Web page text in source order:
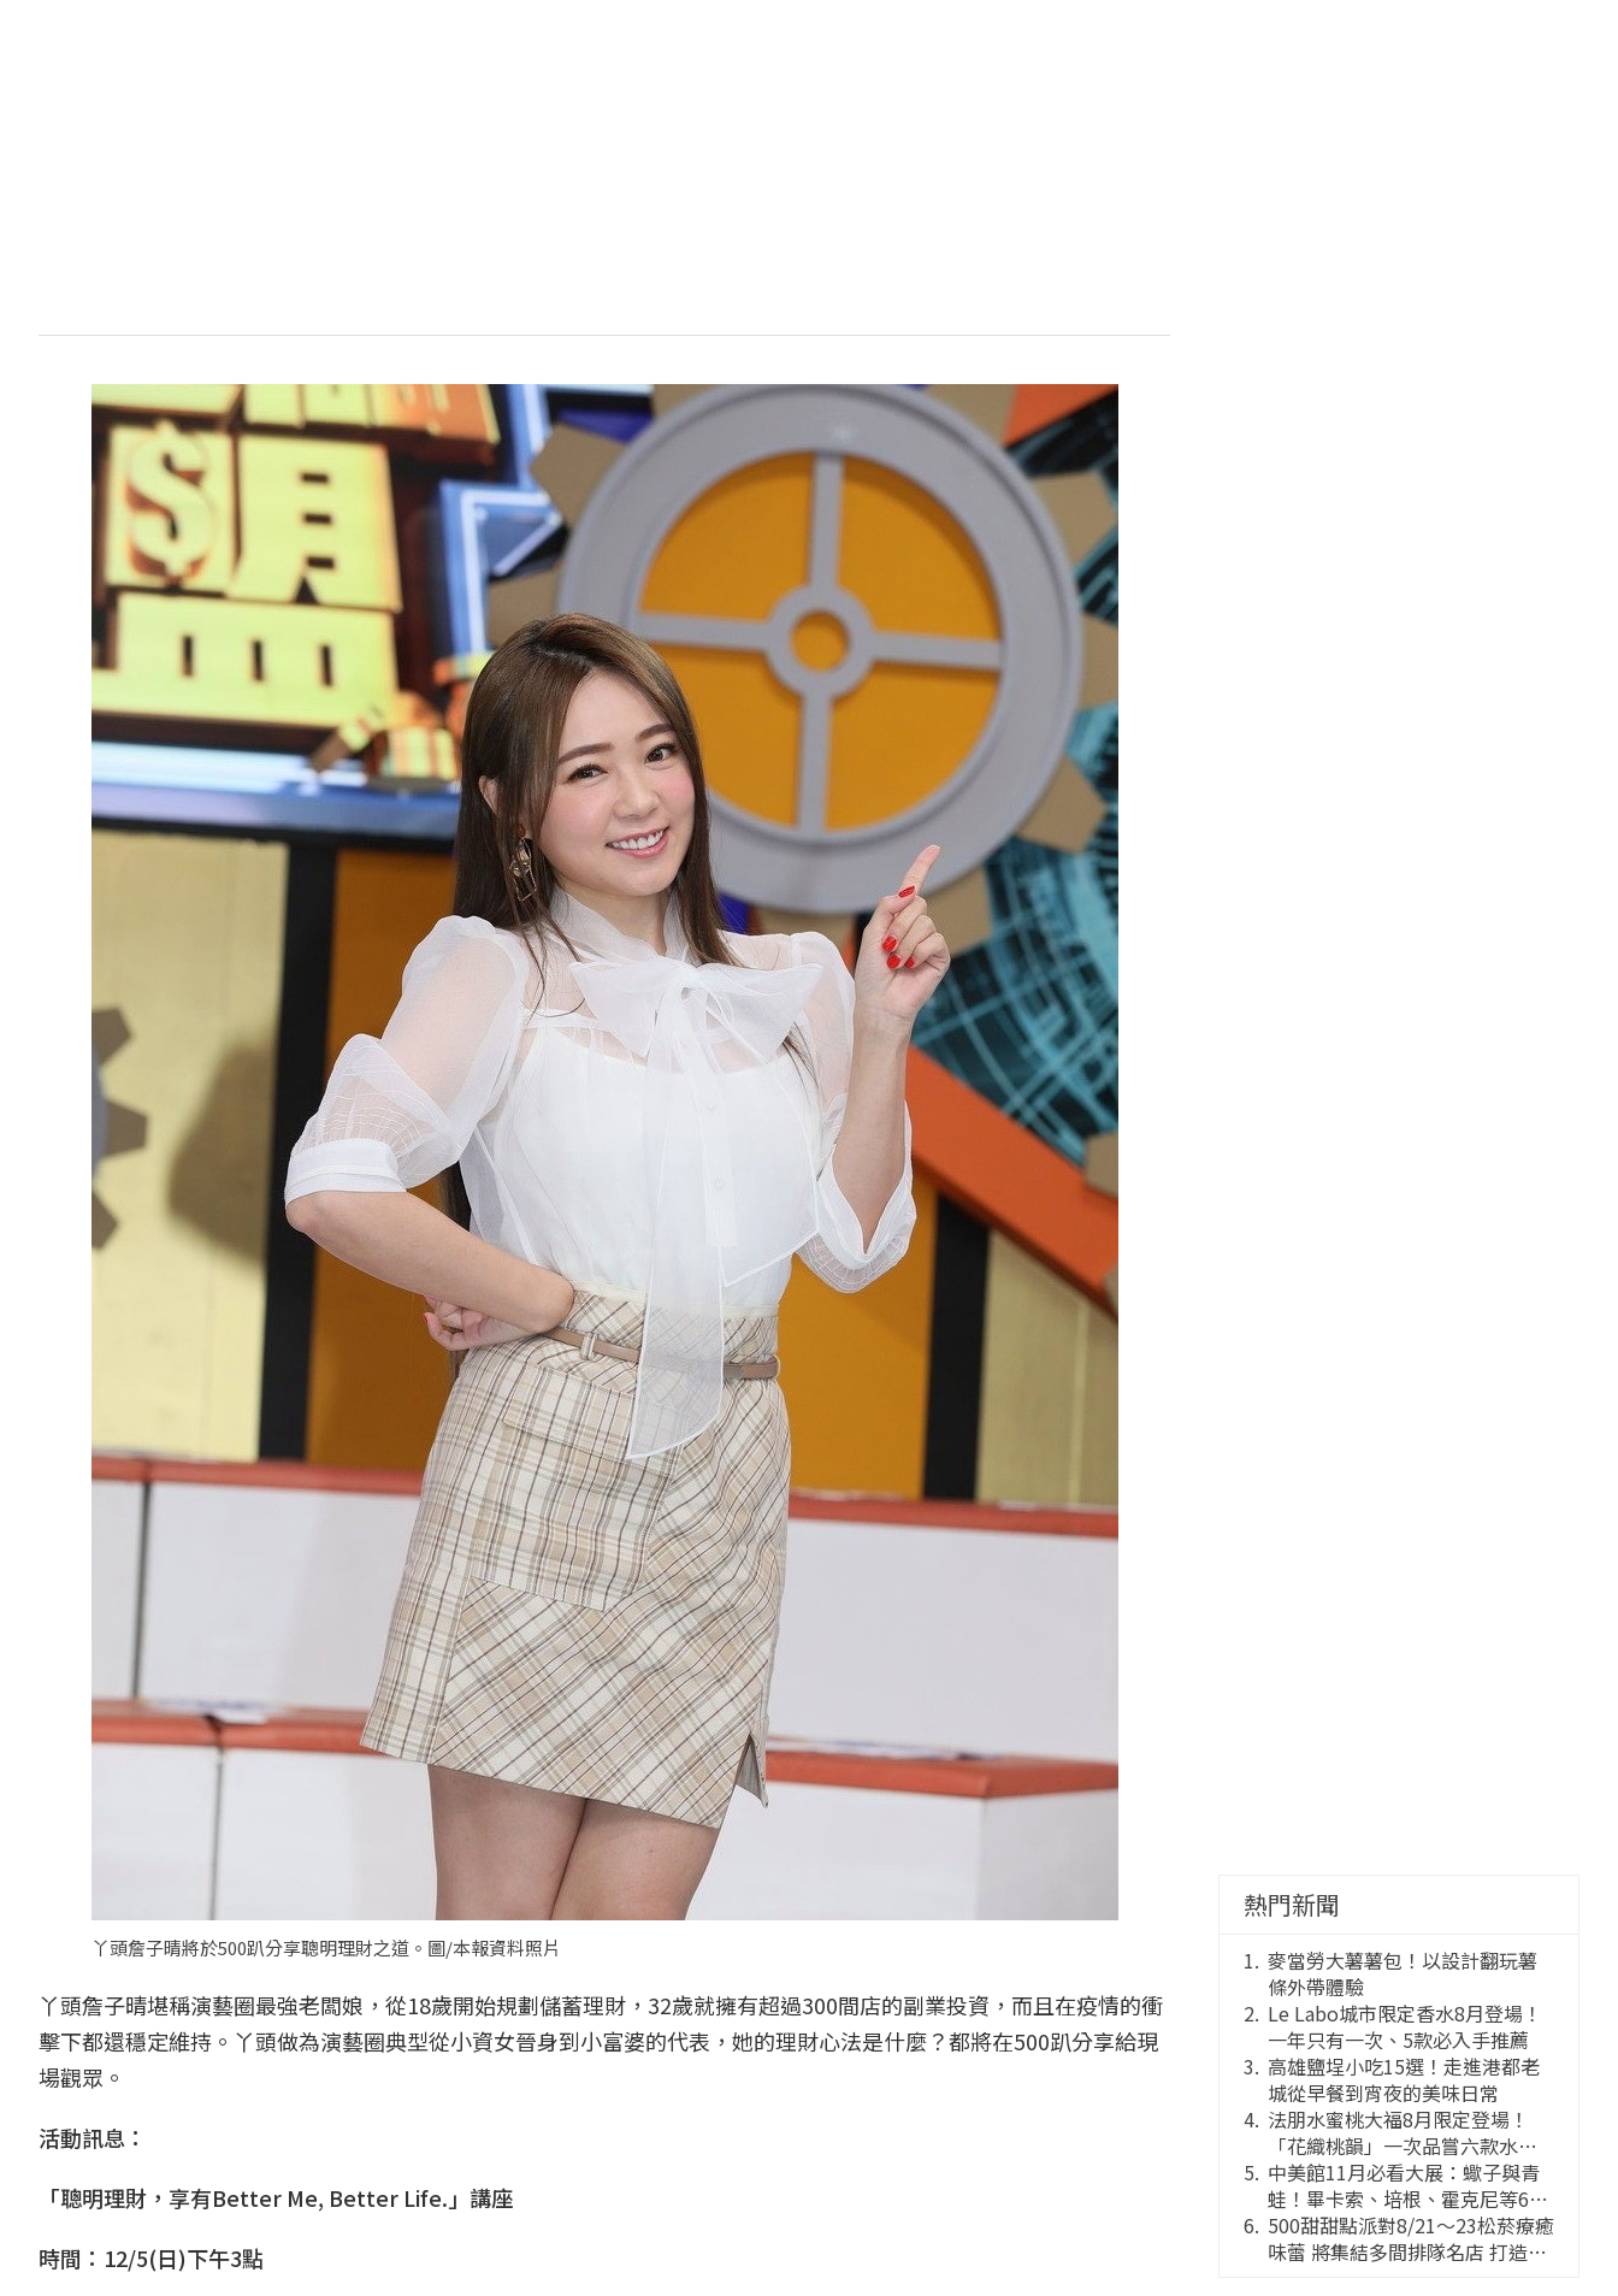
丫頭詹子晴將於500趴分享聰明理財之道。圖/本報資料照片
丫頭詹子晴堪稱演藝圈最強老闆娘，從18歲開始規劃儲蓄理財，32歲就擁有超過300間店的副業投資，而且在疫情的衝
擊下都還穩定維持。丫頭做為演藝圈典型從小資女晉身到小富婆的代表，她的理財心法是什麼？都將在500趴分享給現
場觀眾。
活動訊息：
「聰明理財，享有Better Me, Better Life.」講座
時間：12/5(日)下午3點
熱門新聞
麥當勞大薯薯包！以設計翻玩薯
條外帶體驗
Le Labo城市限定香水8月登場！
一年只有一次、5款必入手推薦
高雄鹽埕小吃15選！走進港都老
城從早餐到宵夜的美味日常
法朋水蜜桃大福8月限定登場！
「花織桃韻」一次品嘗六款水蜜
桃花果大福
中美館11月必看大展：蠍子與青
蛙！畢卡索、培根、霍克尼等66
件國巨典藏亮相
500甜甜點派對8/21～23松菸療癒
味蕾 將集結多間排隊名店 打造靈